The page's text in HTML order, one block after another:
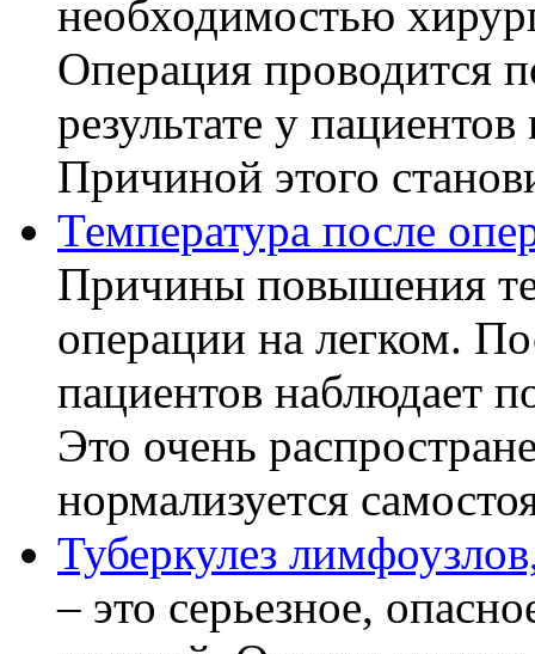
необходимостью
Операция проводится
результате у
Причиной этого
Температура после
Причины повышения
операции на легком.
пациентов наблюдает
Это очень
нормализуется
Туберкулез
– это серьезное,